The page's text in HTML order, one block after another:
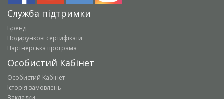
Служба підтримки
Бренд
Подарункові сертифікати
Партнерська програма
Особистий Кабінет
Особистий Кабінет
Історія замовлень